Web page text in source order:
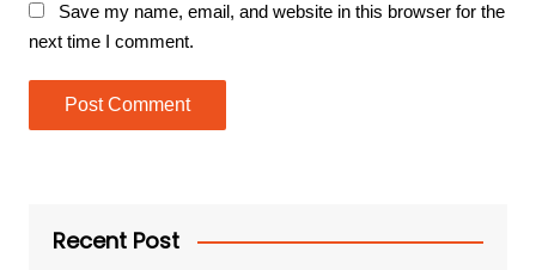
Save my name, email, and website in this browser for the
next time I comment.
Recent Post